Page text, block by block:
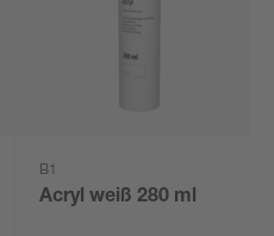
B1
Acryl weiß 280 ml